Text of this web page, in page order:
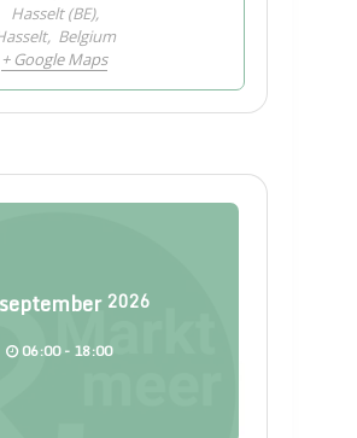
Hasselt (BE),
, Belgium
+ Google Maps
september 2026
06:00 - 18:00